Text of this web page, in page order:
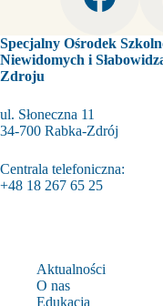
Specjalny Ośrodek
Niewidomych i
Zdroju
ul. Słoneczna 11
34-700 Rabka-Zdrój
Centrala telefoniczna:
+48 18 267 65 25
Aktualności
O nas
Edukacja